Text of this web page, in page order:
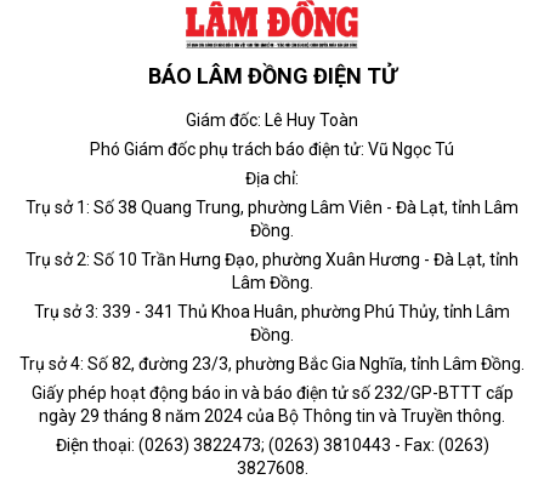
BÁO LÂM ĐỒNG ĐIỆN TỬ
Giám đốc: Lê Huy Toàn
Phó Giám đốc phụ trách báo điện tử: Vũ Ngọc Tú
Địa chỉ:
Trụ sở 1: Số 38 Quang Trung, phường Lâm Viên - Đà Lạt, tỉnh Lâm
Đồng.
Trụ sở 2: Số 10 Trần Hưng Đạo, phường Xuân Hương - Đà Lạt, tỉnh
Lâm Đồng.
Trụ sở 3: 339 - 341 Thủ Khoa Huân, phường Phú Thủy, tỉnh Lâm
Đồng.
Trụ sở 4: Số 82, đường 23/3, phường Bắc Gia Nghĩa, tỉnh Lâm Đồng.
Giấy phép hoạt động báo in và báo điện tử số 232/GP-BTTT cấp
ngày 29 tháng 8 năm 2024 của Bộ Thông tin và Truyền thông.
Điện thoại: (0263) 3822473; (0263) 3810443 - Fax: (0263)
3827608.